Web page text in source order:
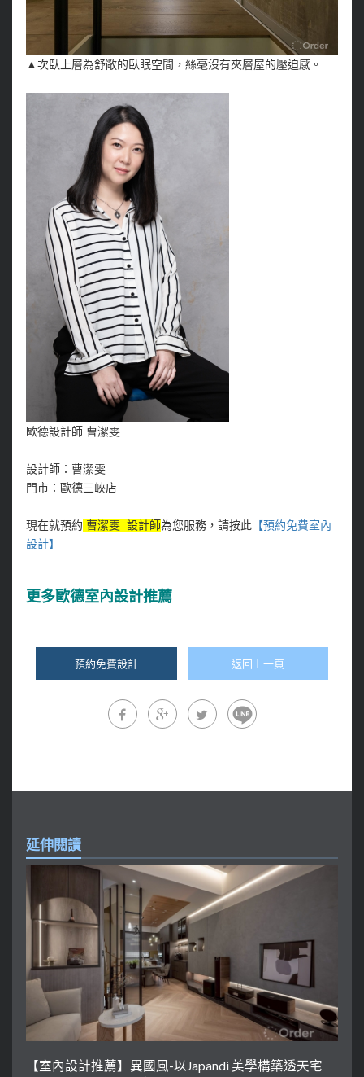
▲次臥上層為舒敞的臥眠空間，絲毫沒有夾層屋的壓迫感。
歐德設計師 曹潔雯
設計師：曹潔雯
門市：歐德三峽店
現在就預約 曹潔雯 設計師為您服務， 請按此【預約免費室內
設計】
更多歐德室內設計推薦
預約免費設計 返回上一頁
延伸閱讀
【室內設計推薦】異國風-以Japandi 美學構築透天宅